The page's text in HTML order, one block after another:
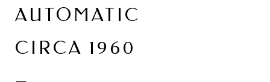
AUTOMATIC
CIRCA 1960